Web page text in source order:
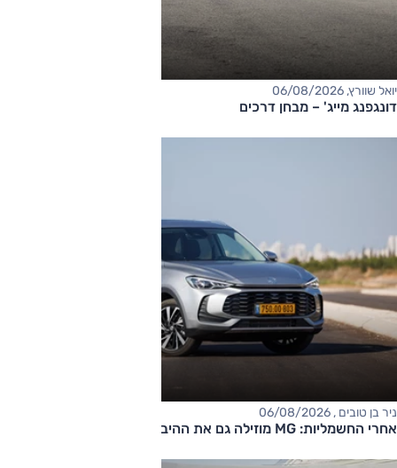
יואל שוורץ, 06/08/2026
דונגפנג מייג' – מבחן דרכים
ניר בן טובים , 06/08/2026
אחרי החשמליות: MG מוזילה גם את ההיברידיות